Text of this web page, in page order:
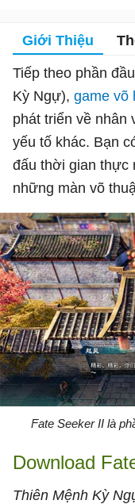
Giới Thiệu
Tiếp theo phần
Kỳ Ngự), game võ
phát triển về nhân
yếu tố khác. Bạn
đấu thời gian thực
những màn võ
Fate Seeker II là
Download
Thiên Mệnh Kỳ